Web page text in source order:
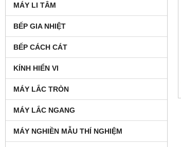
MÁY LI TÂM
BẾP GIA NHIỆT
BẾP CÁCH CÁT
KÍNH HIỂN VI
MÁY LẮC TRÒN
MÁY LẮC NGANG
MÁY NGHIỀN MẪU THÍ NGHIỆM